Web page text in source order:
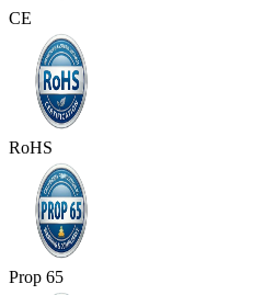
CE
RoHS
Prop 65